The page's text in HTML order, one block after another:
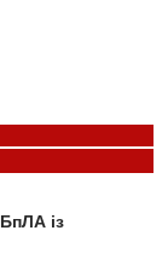
із